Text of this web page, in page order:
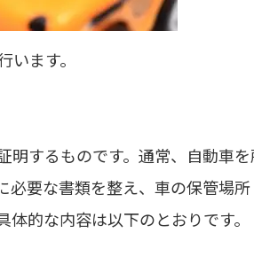
ます。
明するものです。通常、自動車
必要な書類を整え、車の保管場所
的な内容は以下のとおりです。